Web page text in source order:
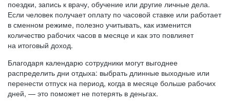
поездки, запись к врачу, обучение или другие личные дела.
Если человек получает оплату по часовой ставке или работает
в сменном режиме, полезно учитывать, как изменится
количество рабочих часов в месяце и как это повлияет
на итоговый доход.
Благодаря календарю сотрудники могут выгоднее
распределить дни отдыха: выбрать длинные выходные или
перенести отпуск на период, когда в месяце больше рабочих
дней, — это поможет не потерять в деньгах.